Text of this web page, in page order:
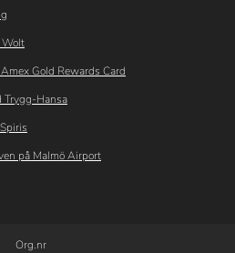
Wolt
Gold Rewards Card
Trygg-Hansa
på Malmö Airport
Org.nr